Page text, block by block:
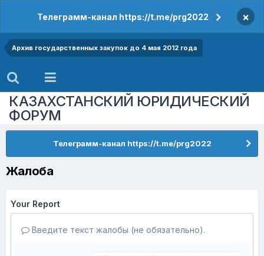
Телеграмм-канал https://t.me/prg2022 ×
Архив государственных закупок до 4 мая 2012 года
КАЗАХСТАНСКИЙ ЮРИДИЧЕСКИЙ
ФОРУМ
Телеграмм-канал https://t.me/prg2022
Жалоба
Your Report
Введите текст жалобы (не обязательно).